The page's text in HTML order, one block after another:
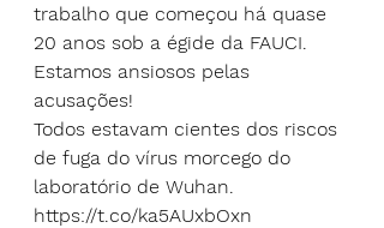
trabalho que começou há quase
20 anos sob a égide da FAUCI.
Estamos ansiosos pelas
acusações!
Todos estavam cientes dos riscos
de fuga do vírus morcego do
laboratório de Wuhan.
https://t.co/ka5AUxbOxn